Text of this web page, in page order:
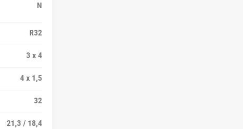
N
R32
3 х 4
4 х 1,5
32
21,3 / 18,4